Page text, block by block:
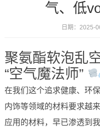
气、低
日期：2025-
聚氨酯软泡乱
“空气魔法师”
在我们这个追求健康、环
内饰等领域的材料要求越
应用的材料，早已渗透到